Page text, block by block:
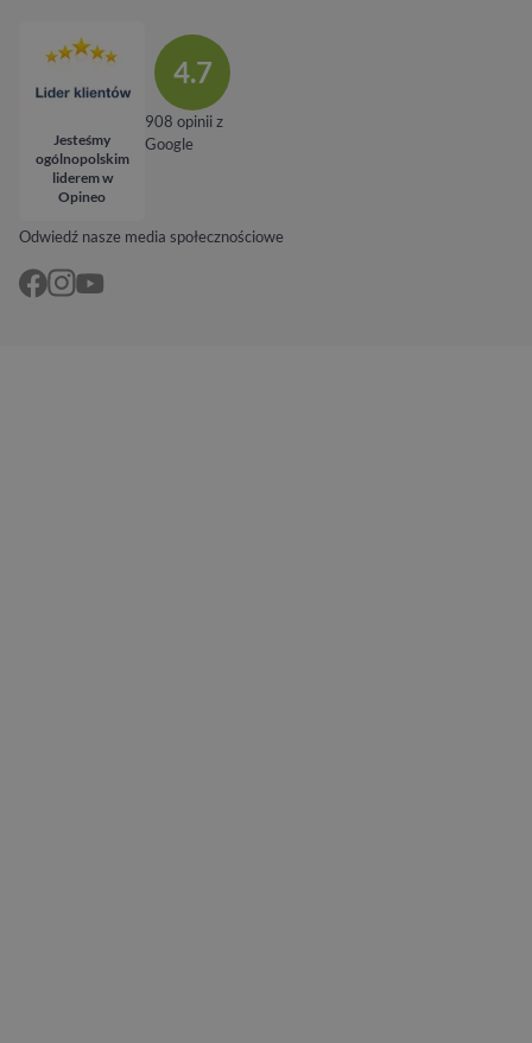
Odwiedź nasze media społecznościowe
Jesteśmy
ogólnopolskim
liderem w
Opineo
4.7
908 opinii z
Google